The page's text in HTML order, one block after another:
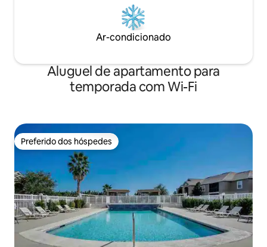
Ar-condicionado
Aluguel de apartamento para
temporada com Wi-Fi
Preferido dos hóspedes
Preferido dos hóspedes